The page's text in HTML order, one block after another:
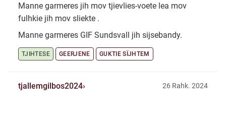
Manne garmeres jih mov tjievlies-voete lea mov
fulhkie jih mov sliekte .
Manne garmeres GIF Sundsvall jih sijsebandy.
TJIHTESE GEERJENE GUKTIE SÏJHTEM
tjallemgilbos2024 26 Rahk. 2024